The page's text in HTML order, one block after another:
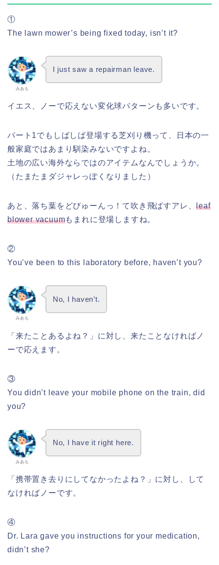
①
The lawn mower’s being fixed today, isn’t it?
みあも
I just saw a repairman leave.
イエス、ノーで応えない変化球パターンも多いです。
パート1でもしばしば登場する芝刈り機って、日本の一
般家庭ではあまり馴染みないですよね。
土地の広い海外ならではのアイテムなんでしょうか。
（たまたまダジャレっぽくなりました）
あと、落ち葉をどびゅーんっ！て吹き飛ばすアレ、leaf
blower vacuumもまれに登場しますね。
②
You’ve been to this laboratory before, haven’t you?
みあも
No, I haven’t.
「来たことあるよね？」に対し、来たことなければノ
ーで応えます。
③
You didn’t leave your mobile phone on the train, did
you?
みあも
No, I have it right here.
「携帯置き去りにしてなかったよね？」に対し、して
なければノーです。
④
Dr. Lara gave you instructions for your medication,
didn’t she?